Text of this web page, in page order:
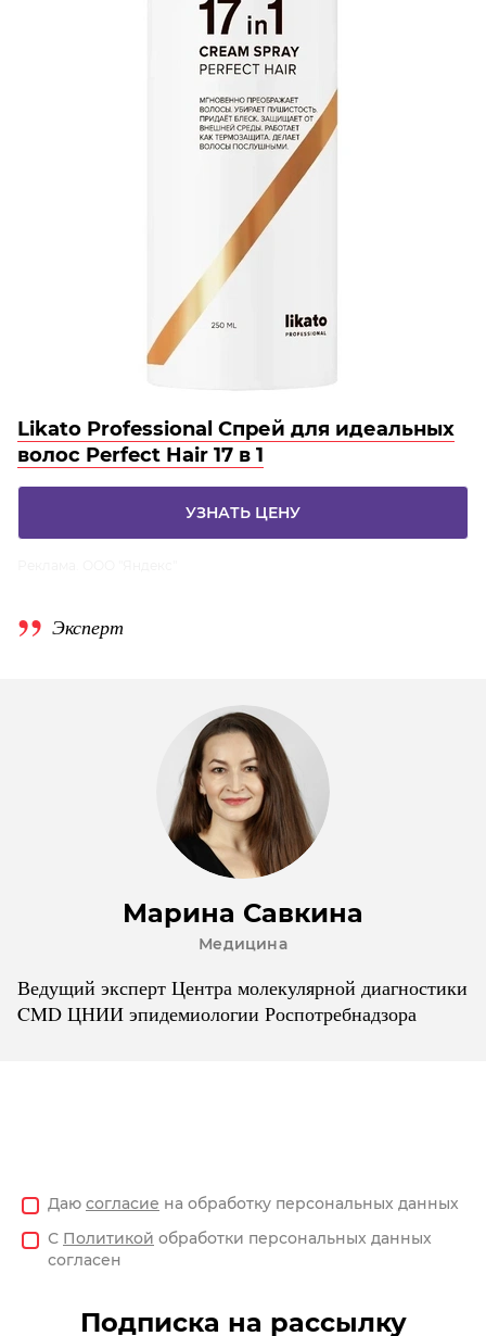
Likato Professional Спрей для идеальных
волос Perfect Hair 17 в 1
УЗНАТЬ ЦЕНУ
Эксперт
Марина Савкина
Медицина
Ведущий эксперт Центра молекулярной диагностики
CMD ЦНИИ эпидемиологии Роспотребнадзора
Даю согласие на обработку персональных данных
С Политикой обработки персональных данных
согласен
Подписка на рассылку